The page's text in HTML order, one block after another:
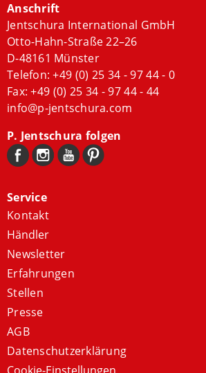
Anschrift
Jentschura International GmbH
Otto-Hahn-Straße 22–26
D-48161 Münster
Telefon:+49 (0) 25 34 - 97 44 - 0
Fax: +49 (0) 25 34 - 97 44 - 44
info@p-jentschura.com
P. Jentschura folgen
Service
Kontakt
Händler
Newsletter
Erfahrungen
Stellen
Presse
AGB
Datenschutzerklärung